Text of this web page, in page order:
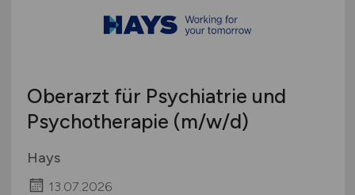
Oberarzt für Psychiatrie und
Psychotherapie (m/w/d)
Hays
13.07.2026